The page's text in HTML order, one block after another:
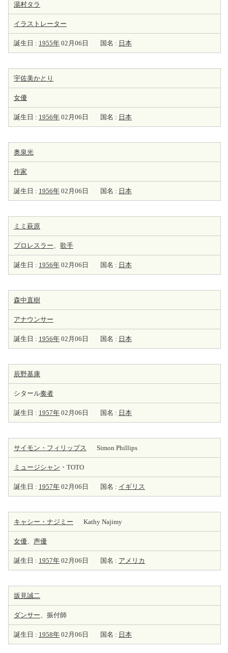
湯村タラ
イラストレーター
誕生日 : 1955年 02月06日 国名 : 日本
宇佐美かとり
女優
誕生日 : 1956年 02月06日 国名 : 日本
奥泉光
作家
誕生日 : 1956年 02月06日 国名 : 日本
ミミ萩原
プロレスラー、 歌手
誕生日 : 1956年 02月06日 国名 : 日本
森中直樹
アナウンサー
誕生日 : 1956年 02月06日 国名 : 日本
辰野基康
シタール奏者
誕生日 : 1957年 02月06日 国名 : 日本
サイモン・フィリップス Simon Phillips
ミュージシャン ・TOTO
誕生日 : 1957年 02月06日 国名 : イギリス
キャシー・ナジミー Kathy Najimy
女優、 声優
誕生日 : 1957年 02月06日 国名 : アメリカ
坂見誠二
ダンサー、振付師
誕生日 : 1958年 02月06日 国名 : 日本